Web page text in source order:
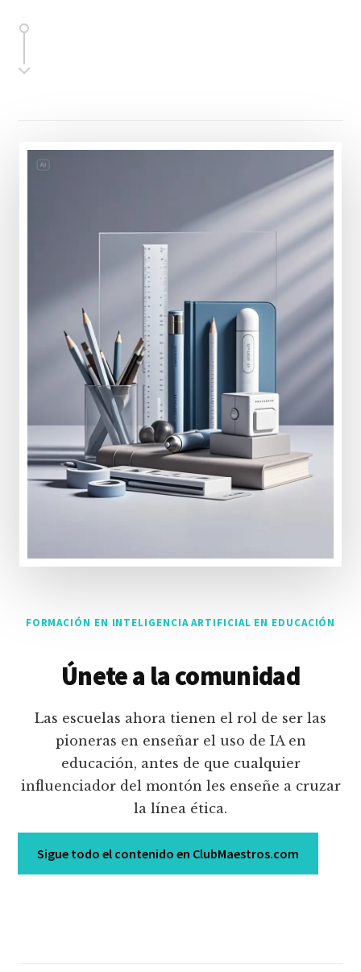
FORMACIÓN EN INTELIGENCIA ARTIFICIAL EN EDUCACIÓN
Únete a la comunidad
Las escuelas ahora tienen el rol de ser las
pioneras en enseñar el uso de IA en
educación, antes de que cualquier
influenciador del montón les enseñe a cruzar
la línea ética.
Sigue todo el contenido en ClubMaestros.com